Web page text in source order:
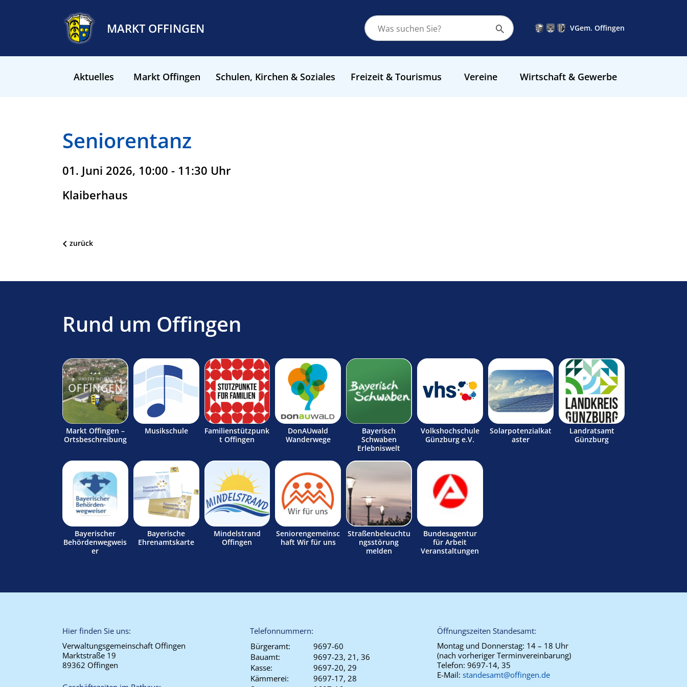
MARKT OFFINGEN VGem. Offingen
Aktuelles Markt Offingen Schulen, Kirchen & Soziales Freizeit & Tourismus Vereine Wirtschaft & Gewerbe
Seniorentanz
01. Juni 2026, 10:00 - 11:30 Uhr
Klaiberhaus
zurück
Rund um Offingen
Markt Offingen –
Ortsbeschreibung
Musikschule
Familienstützpunk
t Offingen
DonAUwald
Wanderwege
Bayerisch
Schwaben
Erlebniswelt
Volkshochschule
Günzburg e.V.
Solarpotenzialkat
aster
Landratsamt
Günzburg
Bayerischer
Behördenwegweis
er
Bayerische
Ehrenamtskarte
Mindelstrand
Offingen
Seniorengemeinsc
haft Wir für uns
Straßenbeleuchtu
ngsstörung
melden
Bundesagentur
für Arbeit
Veranstaltungen
Hier finden Sie uns:
Verwaltungsgemeinschaft Offingen
Marktstraße 19
89362 Offingen
Telefonnummern:
Bürgeramt:
9697-60
Bauamt:
9697-23, 21, 36
Kasse:
9697-20, 29
Kämmerei:
9697-17, 28
Öffnungszeiten Standesamt:
Montag und Donnerstag: 14 – 18 Uhr
(nach vorheriger Terminvereinbarung)
Telefon:9697-14, 35
E-Mail:standesamt@offingen.de